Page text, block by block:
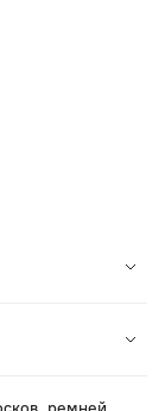
с лучшими